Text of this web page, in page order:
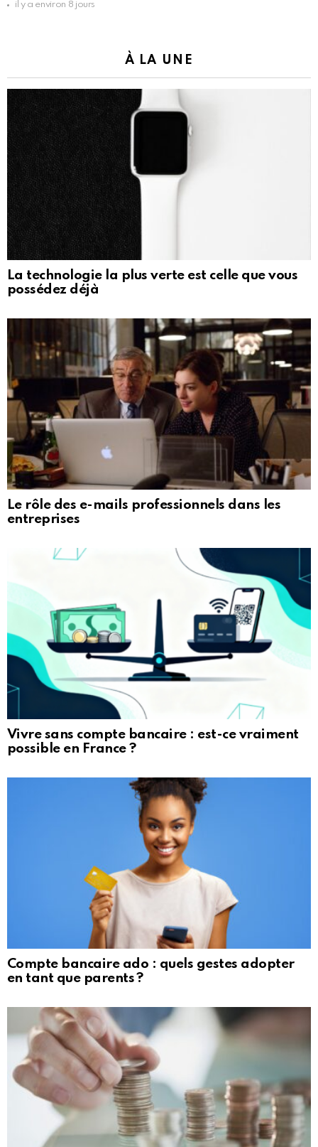
il y a environ 8 jours
À LA UNE
La technologie la plus verte est celle que vous
possédez déjà
Le rôle des e-mails professionnels dans les
entreprises
Vivre sans compte bancaire : est-ce vraiment
possible en France ?
Compte bancaire ado : quels gestes adopter
en tant que parents ?